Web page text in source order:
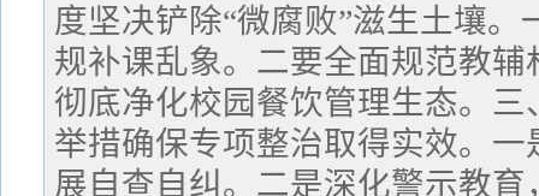
度坚决铲除“微腐败”滋生土壤
规补课乱象。二要全面规范教
彻底净化校园餐饮管理生态。
举措确保专项整治取得实效。
展自查自纠。二是深化警示教